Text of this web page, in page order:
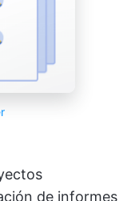
de informes